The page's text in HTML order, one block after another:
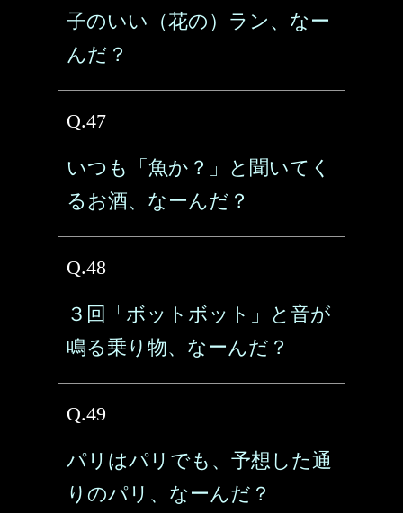
子のいい（花の）ラン、なー
んだ？
Q.47
いつも「魚か？」と聞いてく
るお酒、なーんだ？
Q.48
３回「ボットボット」と音が
鳴る乗り物、なーんだ？
Q.49
パリはパリでも、予想した通
りのパリ、なーんだ？